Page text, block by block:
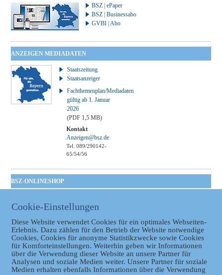
BSZ | ePaper
BSZ | Businessabo
GVBI | Abo
ANZEIGEN MEDIADATEN
Staatszeitung
Staatsanzeiger
Fachthemenplan/Mediadaten
gültig ab 1. Januar
2026
(PDF 1,5 MB)
Kontakt
Anzeigen@bsz.de
Tel. 089/290142-
65/54/56
BSZ-ONLINESHOP
Taschenbuch
Cookie-Einstellungen
Diese Website verwendet Cookies für ein optimales Webseiten-
Erlebnis. Dazu zählen für den Betrieb der Website notwendige
Cookies, Cookies für anonyme Statistikzwecke sowie Cookies
für Komforteinstellungen. Weiterhin geben wir Informationen
über die Verwendung dieser Website an unsere Partner für
Analysen und soziale Medien weiter. Unsere Partner für soziale
Medien erhalten ebenfalls Informationen über die Verwendung